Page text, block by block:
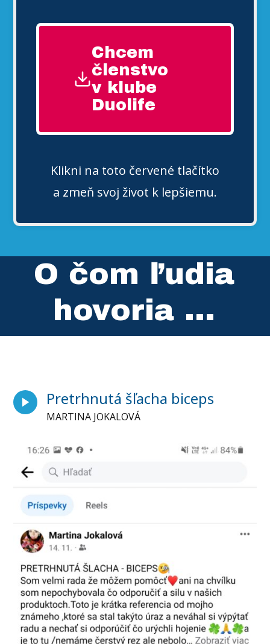
Chcem
členstvo
v klube
Duolife
Klikni na toto červené tlačítko
a zmeň svoj život k lepšiemu.
O čom ľudia
hovoria ...
Pretrhnutá šľacha biceps
MARTINA JOKALOVÁ